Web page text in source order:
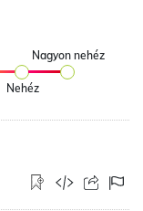
Nehéz
Nagyon nehéz